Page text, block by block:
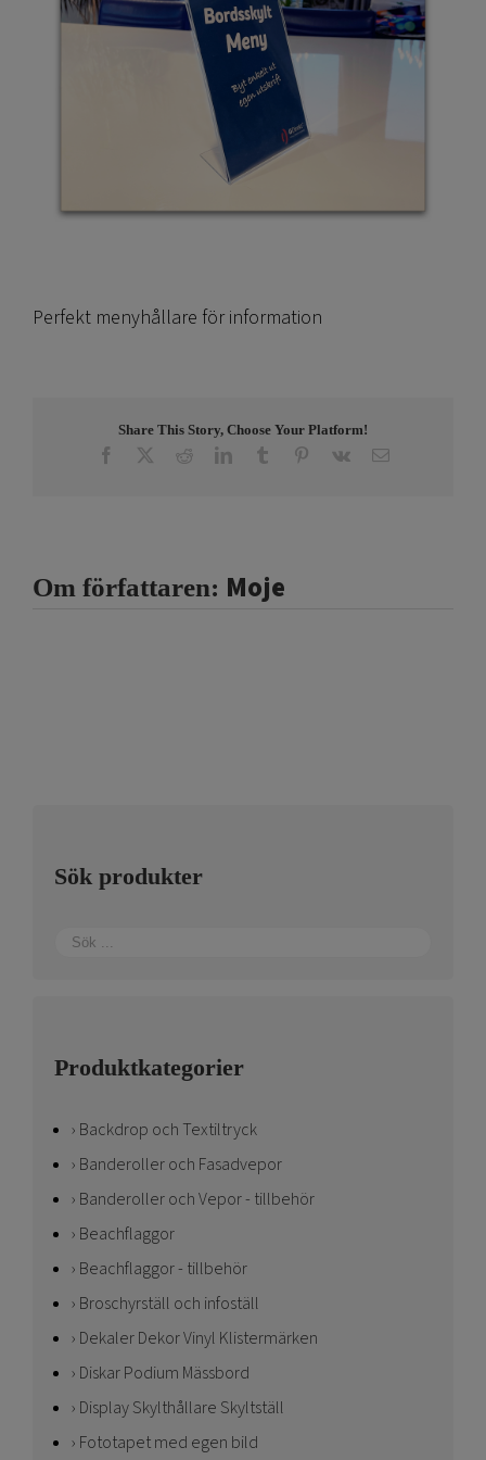
Perfekt menyhållare för information
Share This Story, Choose Your Platform!
Facebook RedditLinkedInTumblr Pinterest
Vk E-
Om författaren: Moje
Sök produkter
Produktkategorier
Backdrop och Textiltryck
Banderoller och Fasadvepor
Banderoller och Vepor - tillbehör
Beachflaggor
Beachflaggor - tillbehör
Broschyrställ och infoställ
Dekaler Dekor Vinyl Klistermärken
Diskar Podium Mässbord
Display Skylthållare Skyltställ
Fototapet med egen bild